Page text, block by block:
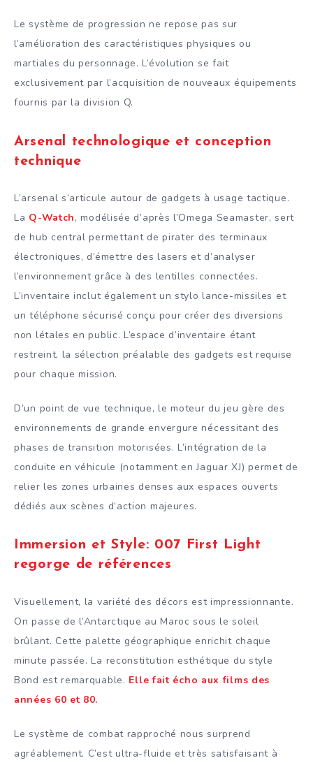
Le système de progression ne repose pas sur
l’amélioration des caractéristiques physiques ou
martiales du personnage. L’évolution se fait
exclusivement par l’acquisition de nouveaux équipements
fournis par la division Q.
Arsenal technologique et conception
technique
L’arsenal s’articule autour de gadgets à usage tactique.
La Q-Watch, modélisée d’après l’Omega Seamaster, sert
de hub central permettant de pirater des terminaux
électroniques, d’émettre des lasers et d’analyser
l’environnement grâce à des lentilles connectées.
L’inventaire inclut également un stylo lance-missiles et
un téléphone sécurisé conçu pour créer des diversions
non létales en public. L’espace d’inventaire étant
restreint, la sélection préalable des gadgets est requise
pour chaque mission.
D’un point de vue technique, le moteur du jeu gère des
environnements de grande envergure nécessitant des
phases de transition motorisées. L’intégration de la
conduite en véhicule (notamment en Jaguar XJ) permet de
relier les zones urbaines denses aux espaces ouverts
dédiés aux scènes d’action majeures.
Immersion et Style: 007 First Light
regorge de références
Visuellement, la variété des décors est impressionnante.
On passe de l’Antarctique au Maroc sous le soleil
brûlant. Cette palette géographique enrichit chaque
minute passée. La reconstitution esthétique du style
Bond est remarquable. Elle fait écho aux films des
années 60 et 80.
Le système de combat rapproché nous surprend
agréablement. C’est ultra-fluide et très satisfaisant à